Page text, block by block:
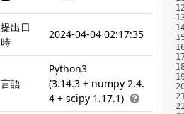
提出日
時
2024-04-04 02:17:35
言語
Python3
(3.14.3 + numpy 2.4.
4 + scipy 1.17.1)